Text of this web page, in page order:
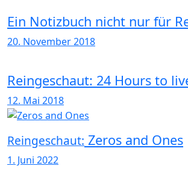
Ein Notizbuch nicht nur für
20. November 2018
Reingeschaut: 24 Hours to
12. Mai 2018
Reingeschaut: Zeros and Ones
1. Juni 2022